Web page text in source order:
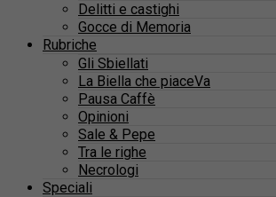
Delitti e castighi
Gocce di Memoria
Rubriche
Gli Sbiellati
La Biella che piaceVa
Pausa Caffè
Opinioni
Sale & Pepe
Tra le righe
Necrologi
Speciali